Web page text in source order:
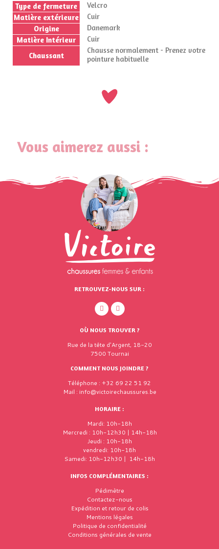
Type de fermeture
Velcro
Matière extérieure
Cuir
Origine
Danemark
Matière Intérieur
Cuir
Chaussant
Chausse normalement - Prenez votre
pointure habituelle
Vous aimerez aussi :
RETROUVEZ-NOUS SUR :
OÙ NOUS TROUVER ?
Rue de la tête d'Argent, 18-20
7500 Tournai
COMMENT NOUS JOINDRE ?
Téléphone : +32 69 22 51 92
Mail : info@victoirechaussures.be
HORAIRE :
Mardi: 10h-18h
Mercredi : 10h-12h30 | 14h-18h
Jeudi : 10h-18h
vendredi: 10h-18h
Samedi: 10h-12h30 | 14h-18h
INFOS COMPLÉMENTAIRES :
Pédimètre
Contactez-nous
Expédition et retour de colis
Mentions légales
Politique de confidentialité
Conditions générales de vente